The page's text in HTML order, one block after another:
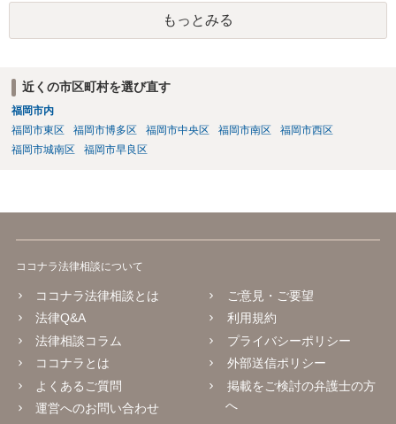
もっとみる
近くの市区町村を選び直す
福岡市内
福岡市東区
福岡市博多区 福岡市中央区 福岡市南区
福岡市西区
福岡市城南区
福岡市早良区
ココナラ法律相談について
ココナラ法律相談とは
法律Q&A
法律相談コラム
ココナラとは
よくあるご質問
運営へのお問い合わせ
ご意見・ご要望
利用規約
プライバシーポリシー
外部送信ポリシー
掲載をご検討の弁護士の方
へ